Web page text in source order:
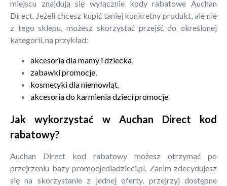
miejscu znajdują się wyłącznie kody rabatowe Auchan
Direct. Jeżeli chcesz kupić taniej konkretny produkt, ale nie
z tego sklepu, możesz skorzystać przejść do określonej
kategorii, na przykład:
akcesoria dla mamy i dziecka,
zabawki promocje,
kosmetyki dla niemowląt,
akcesoria do karmienia dzieci promocje.
Jak wykorzystać w Auchan Direct kod
rabatowy?
Auchan Direct kod rabatowy możesz otrzymać po
przejrzeniu bazy promocjedladzieci.pl. Zanim zdecydujesz
się na skorzystanie z jednej oferty, przejrzyj dostępne